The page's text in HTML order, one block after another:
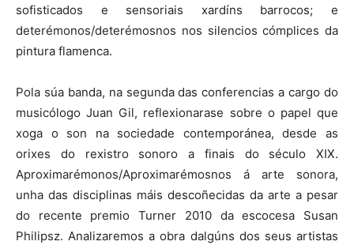
sofisticados e sensoriais xardíns barrocos; e
deterémonos/deterémosnos nos silencios cómplices da
pintura flamenca.
Pola súa banda, na segunda das conferencias a cargo do
musicólogo Juan Gil, reflexionarase sobre o papel que
xoga o son na sociedade contemporánea, desde as
orixes do rexistro sonoro a finais do século XIX.
Aproximarémonos/Aproximarémosnos á arte sonora,
unha das disciplinas máis descoñecidas da arte a pesar
do recente premio Turner 2010 da escocesa Susan
Philipsz. Analizaremos a obra dalgúns dos seus artistas